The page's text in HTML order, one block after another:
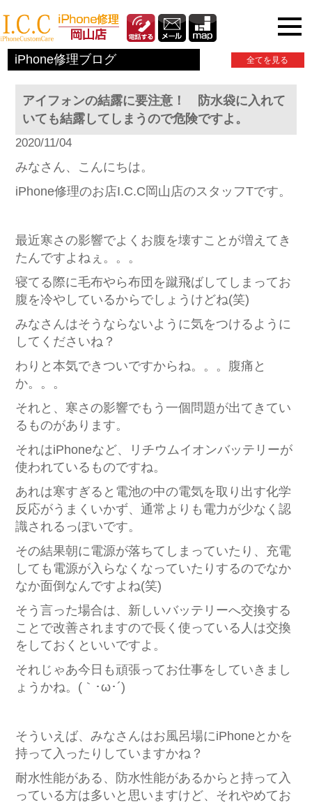
iPhone修理ブログ 全てを見る
アイフォンの結露に要注意！ 防水袋に入れて
いても結露してしまうので危険ですよ。
2020/11/04
みなさん、こんにちは。
iPhone修理のお店I.C.C岡山店のスタッフTです。
最近寒さの影響でよくお腹を壊すことが増えてき
たんですよねぇ。。。
寝てる際に毛布やら布団を蹴飛ばしてしまってお
腹を冷やしているからでしょうけどね(笑)
みなさんはそうならないように気をつけるように
してくださいね？
わりと本気できついですからね。。。腹痛と
か。。。
それと、寒さの影響でもう一個問題が出てきてい
るものがあります。
それはiPhoneなど、リチウムイオンバッテリーが
使われているものですね。
あれは寒すぎると電池の中の電気を取り出す化学
反応がうまくいかず、通常よりも電力が少なく認
識されるっぽいです。
その結果朝に電源が落ちてしまっていたり、充電
しても電源が入らなくなっていたりするのでなか
なか面倒なんですよね(笑)
そう言った場合は、新しいバッテリーへ交換する
ことで改善されますので長く使っている人は交換
をしておくといいですよ。
それじゃあ今日も頑張ってお仕事をしていきまし
ょうかね。(｀･ω･´)ゞ
そういえば、みなさんはお風呂場にiPhoneとかを
持って入ったりしていますかね？
耐水性能がある、防水性能があるからと持って入
っている方は多いと思いますけど、それやめてお